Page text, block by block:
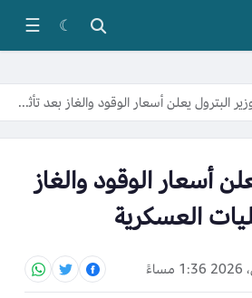
☾
☰
البترول يعلن أسعار الوقود والغاز بعد تأثير العمليات العسكرية
أسعار الوقود والغاز
العسكرية